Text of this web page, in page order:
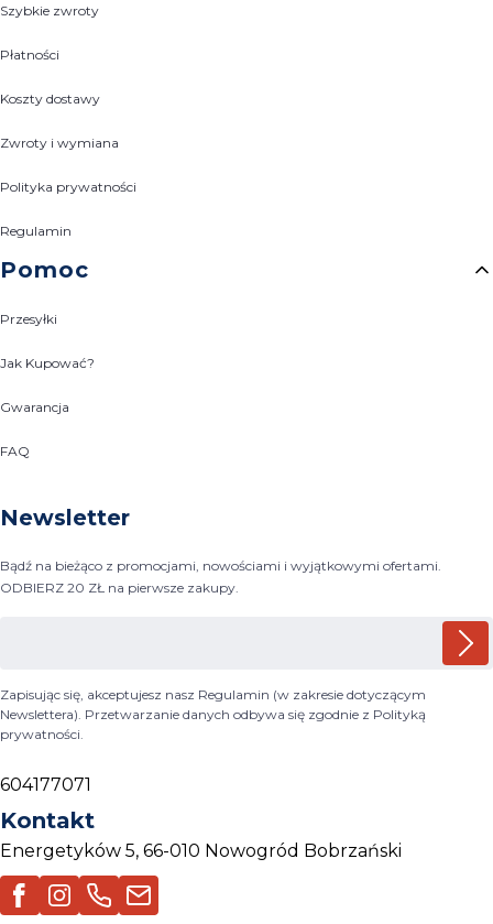
Szybkie zwroty
Płatności
Koszty dostawy
Zwroty i wymiana
Polityka prywatności
Regulamin
Pomoc
Przesyłki
Jak Kupować?
Gwarancja
FAQ
Newsletter
Bądź na bieżąco z promocjami, nowościami i wyjątkowymi ofertami.
ODBIERZ 20 ZŁ na pierwsze zakupy.
Zapisując się, akceptujesz nasz Regulamin (w zakresie dotyczącym
Newslettera). Przetwarzanie danych odbywa się zgodnie z Polityką
prywatności.
604177071
Kontakt
Energetyków 5, 66-010 Nowogród Bobrzański